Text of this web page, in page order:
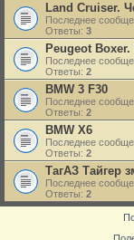
Land Cruiser.
Последнее
Ответы: 3
Peugeot
Последнее
Ответы: 2
BMW 3 F30
Последнее
Ответы: 2
BMW X6
Последнее
Ответы: 2
ТагАЗ Тайгер
Последнее
Ответы: 2